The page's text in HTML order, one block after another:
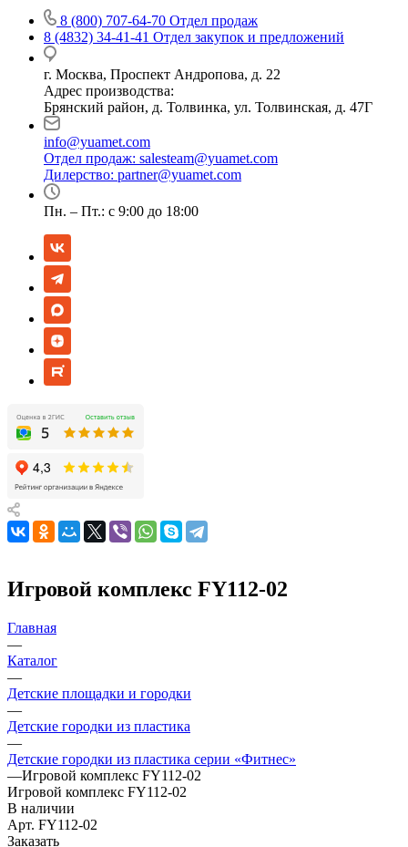
8 (800) 707-64-70 Отдел продаж
8 (4832) 34-41-41 Отдел закупок и предложений
г. Москва, Проспект Андропова, д. 22
Адрес производства:
Брянский район, д. Толвинка, ул. Толвинская, д. 47Г
info@yuamet.com
Отдел продаж: salesteam@yuamet.com
Дилерство: partner@yuamet.com
Пн. – Пт.: с 9:00 до 18:00
Игровой комплекс FY112-02
Главная
—
Каталог
—
Детские площадки и городки
—
Детские городки из пластика
—
Детские городки из пластика серии «Фитнес»
—Игровой комплекс FY112-02
Игровой комплекс FY112-02
В наличии
Арт. FY112-02
Заказать